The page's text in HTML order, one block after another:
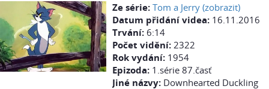
Ze série: Tom a Jerry (zobrazit)
Datum přidání videa: 16.11.2016
Trvání: 6:14
Počet vidění: 2322
Rok vydání: 1954
Epizoda: 1.série 87.časť
Jiné názvy: Downhearted Duckling